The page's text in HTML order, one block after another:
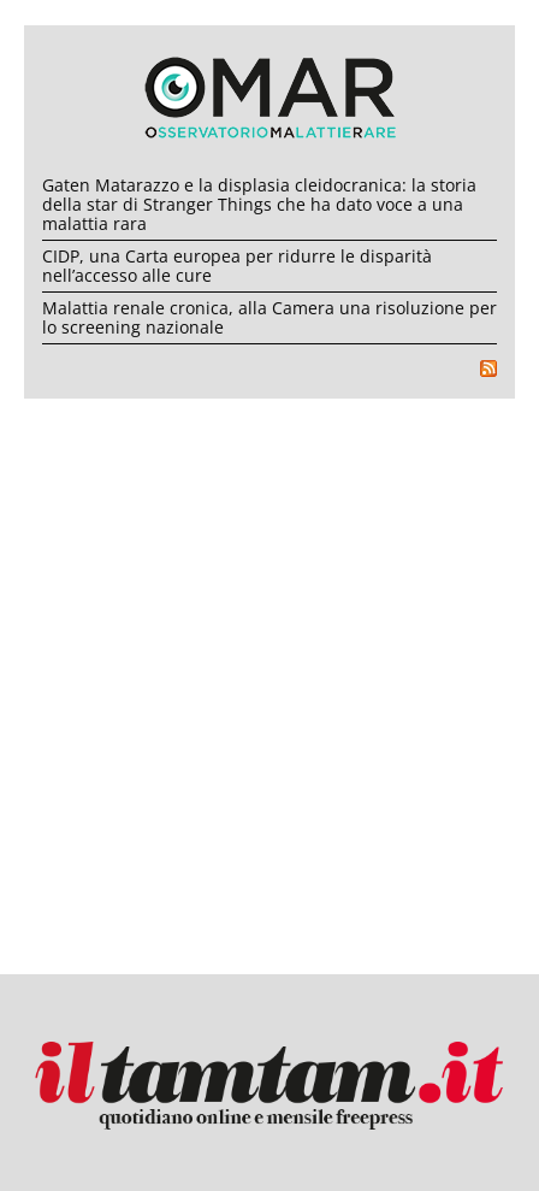
Gaten Matarazzo e la displasia cleidocranica: la storia
della star di Stranger Things che ha dato voce a una
malattia rara
CIDP, una Carta europea per ridurre le disparità
nell’accesso alle cure
Malattia renale cronica, alla Camera una risoluzione per
lo screening nazionale